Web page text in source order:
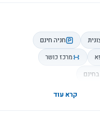
חניה חינם
מרכז כושר